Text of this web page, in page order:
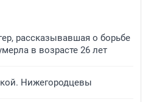
рассказывавшая о борьбе
в возрасте 26 лет
Нижегородцевы